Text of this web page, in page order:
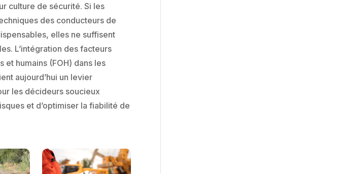
culture de sécurité. Si les
des conducteurs de
elles ne suffisent
L’intégration des facteurs
et humains (FOH) dans les
aujourd’hui un levier
les décideurs soucieux
et d’optimiser la fiabilité de